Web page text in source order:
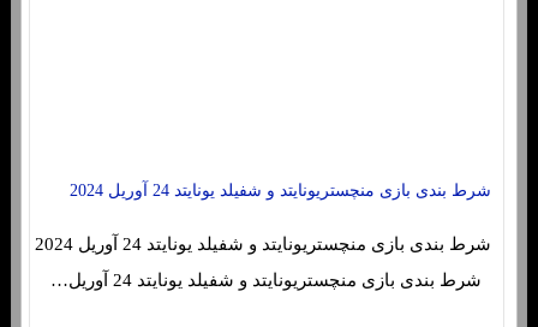
شرط بندی بازی منچستریونایتد و شفیلد یونایتد 24 آوریل 2024
شرط بندی بازی منچستریونایتد و شفیلد یونایتد 24 آوریل 2024
شرط بندی بازی منچستریونایتد و شفیلد یونایتد 24 آوریل…